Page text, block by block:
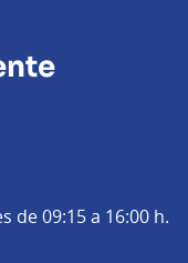
de 09:15 a 16:00 h.